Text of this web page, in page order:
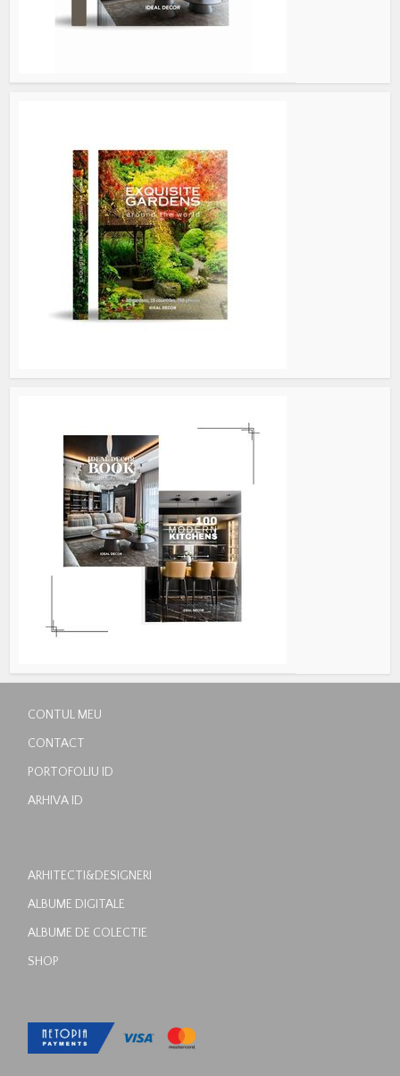
CONTUL MEU
CONTACT
PORTOFOLIU ID
ARHIVA ID
ARHITECTI&DESIGNERI
ALBUME DIGITALE
ALBUME DE COLECTIE
SHOP